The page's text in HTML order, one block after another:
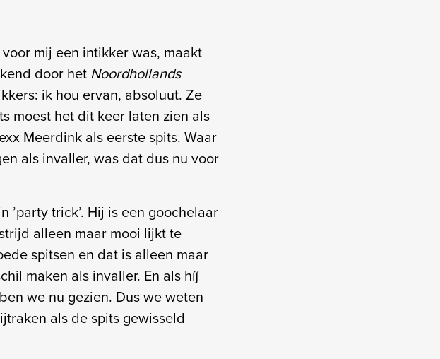
mij een intikker was, maakt
door het Noordhollands
ik hou ervan, absoluut. Ze
moest het dit keer laten zien als
Meerdink als eerste spits. Waar
als invaller, was dat dus nu voor
trick’. Hij is een goochelaar
alleen maar mooi lijkt te
spitsen en dat is alleen maar
maken als invaller. En als híj
we nu gezien. Dus we weten
als de spits gewisseld